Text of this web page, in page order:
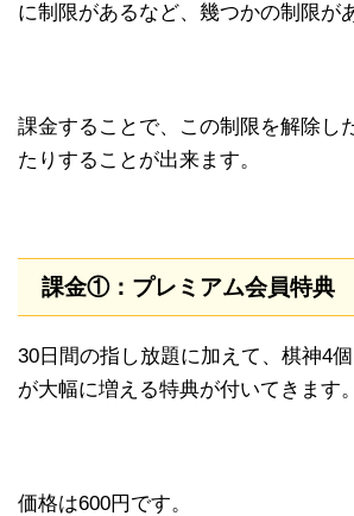
に制限があるなど、幾つかの制限が
課金することで、この制限を解除し
たりすることが出来ます。
課金①：プレミアム会員特典
30日間の指し放題に加えて、棋神4
が大幅に増える特典が付いてきます。
価格は600円です。